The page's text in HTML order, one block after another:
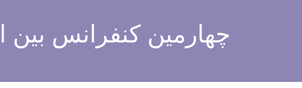
چهارمین کنفرانس